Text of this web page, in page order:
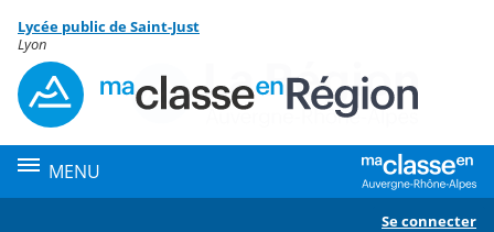
Menu de la rubrique
Contenu
Lycée public de Saint-Just
Lyon
MENU
Se connecter